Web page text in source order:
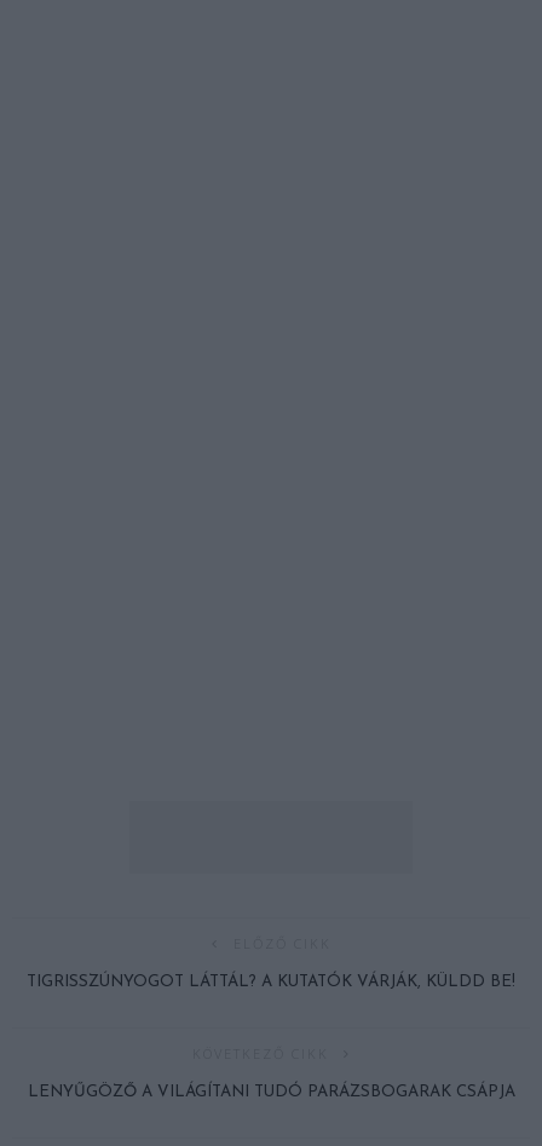
TIGRISSZÚNYOGOT LÁTTÁL? A KUTATÓK VÁRJÁK, KÜLDD BE!
LENYŰGÖZŐ A VILÁGÍTANI TUDÓ PARÁZSBOGARAK CSÁPJA